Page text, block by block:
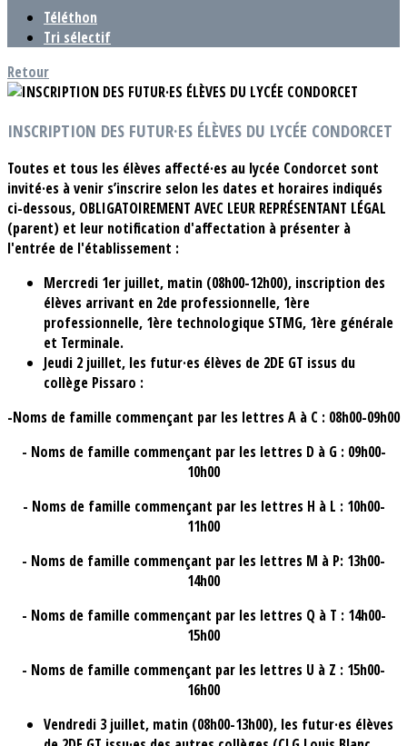
Téléthon
Tri sélectif
Retour
INSCRIPTION DES FUTUR·ES ÉLÈVES DU LYCÉE CONDORCET
Toutes et tous les élèves affecté·es au lycée Condorcet sont
invité·es à venir s’inscrire selon les dates et horaires indiqués
ci-dessous, OBLIGATOIREMENT AVEC LEUR REPRÉSENTANT LÉGAL
(parent) et leur notification d'affectation à présenter à
l'entrée de l'établissement :
Mercredi 1er juillet, matin (08h00-12h00), inscription des
élèves arrivant en 2de professionnelle, 1ère
professionnelle, 1ère technologique STMG, 1ère générale
et Terminale.
Jeudi 2 juillet, les futur·es élèves de 2DE GT issus du
collège Pissaro :
-Noms de famille commençant par les lettres A à C : 08h00-09h00
- Noms de famille commençant par les lettres D à G : 09h00-
10h00
- Noms de famille commençant par les lettres H à L : 10h00-
11h00
- Noms de famille commençant par les lettres M à P: 13h00-
14h00
- Noms de famille commençant par les lettres Q à T : 14h00-
15h00
- Noms de famille commençant par les lettres U à Z : 15h00-
16h00
Vendredi 3 juillet, matin (08h00-13h00), les futur·es élèves